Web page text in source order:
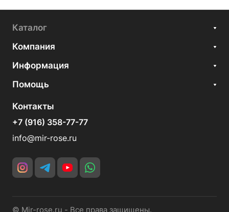
Каталог
Компания
Информация
Помощь
Контакты
+7 (916) 358-77-77
info@mir-rose.ru
© Mir-rose.ru - Все права защищены.